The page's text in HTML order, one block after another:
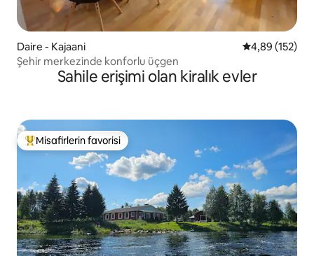
Daire - Kajaani 5 üzerinden
4,89 (152)
Şehir merkezinde konforlu üçgen
Sahile erişimi olan kiralık evler
Misafirlerin favorilerinden en beğenilenler arasında
Misafirlerin favorisi